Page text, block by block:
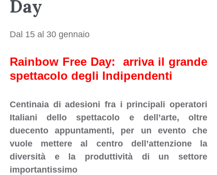
Day
Dal 15 al 30 gennaio
Rainbow Free Day: arriva il grande
spettacolo degli Indipendenti
Centinaia di adesioni fra i principali operatori
Italiani dello spettacolo e dell’arte, oltre
duecento appuntamenti, per un evento che
vuole mettere al centro dell’attenzione la
diversità e la produttività di un settore
importantissimo